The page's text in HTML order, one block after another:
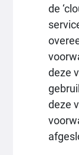
de
deze
deze